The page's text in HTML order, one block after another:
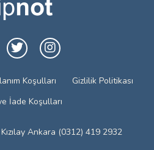
Koşulları
Gizlilik Politikası
İade Koşulları
Ankara (0312) 419 2932